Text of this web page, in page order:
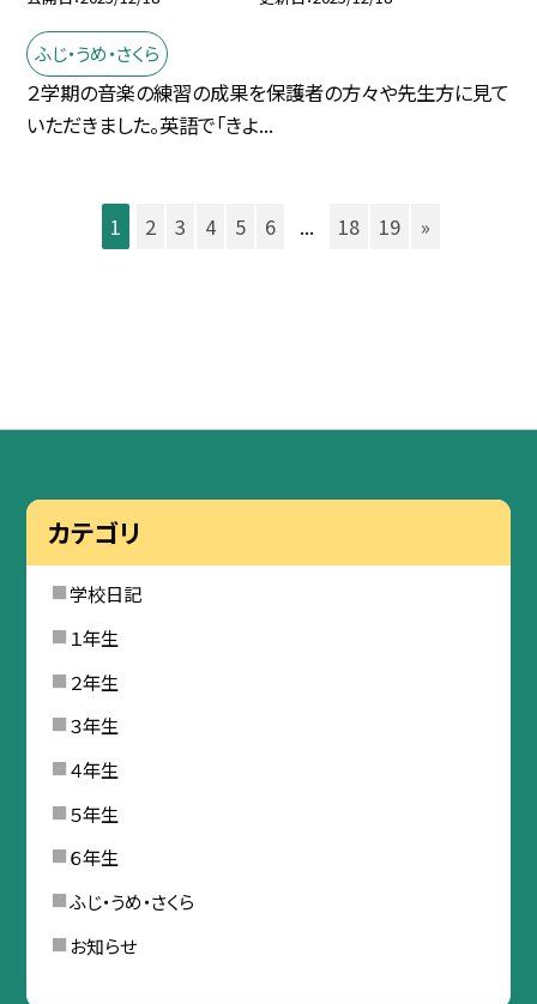
ふじ・うめ・さくら
２学期の音楽の練習の成果を保護者の方々や先生方に見て
いただきました。英語で「きよ...
1 2 3 4 5 6 ... 18 19 »
カテゴリ
学校日記
１年生
２年生
３年生
４年生
５年生
６年生
ふじ・うめ・さくら
お知らせ